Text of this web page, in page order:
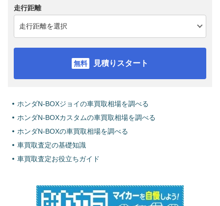
走行距離
見積りスタート
ホンダN-BOXジョイの車買取相場を調べる
ホンダN-BOXカスタムの車買取相場を調べる
ホンダN-BOXの車買取相場を調べる
車買取査定の基礎知識
車買取査定お役立ちガイド